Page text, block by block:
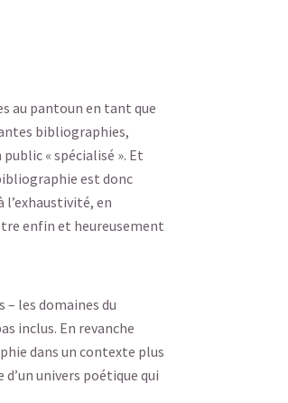
au pantoun en tant que
bibliographies,
« spécialisé ». Et
est donc
l’exhaustivité, en
enfin et heureusement
– les domaines du
inclus. En revanche
dans un contexte plus
univers poétique qui